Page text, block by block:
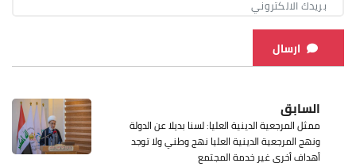
ارسال
السابق
ممثل المرجعية الدينية العليا: لسنا بديلا عن الدولة
ونهج المرجعية الدينية العليا نهج وطني ولا توجد
أهداف أخرى غير خدمة المجتمع